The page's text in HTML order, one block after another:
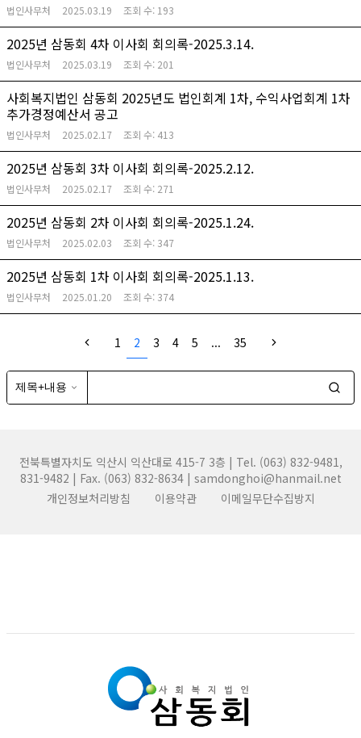
법인사무처 2025.03.19 조회 수: 193
2025년 삼동회 4차 이사회 회의록-2025.3.14.
법인사무처 2025.03.19 조회 수: 201
사회복지법인 삼동회 2025년도 법인회계 1차, 수익사업회계 1차
추가경정예산서 공고
법인사무처 2025.02.17 조회 수: 413
2025년 삼동회 3차 이사회 회의록-2025.2.12.
법인사무처 2025.02.17 조회 수: 271
2025년 삼동회 2차 이사회 회의록-2025.1.24.
법인사무처 2025.02.03 조회 수: 347
2025년 삼동회 1차 이사회 회의록-2025.1.13.
법인사무처 2025.01.20 조회 수: 374
1 2 3 4 5 ... 35
전북특별자치도 익산시 익산대로 415-7 3층 | Tel. (063) 832-9481,
831-9482 | Fax. (063) 832-8634 | samdonghoi@hanmail.net
개인정보처리방침
이용약관 이메일무단수집방지